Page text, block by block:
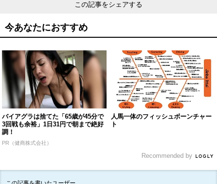
この記事をシェアする
今あなたにおすすめ
バイアグラは捨てた「65歳が45分で
3回戦も余裕」1日31円で朝まで絶好
調！
PR（健商株式会社）
人馬一体のフィッシュボーンチャー
ト
Recommended by